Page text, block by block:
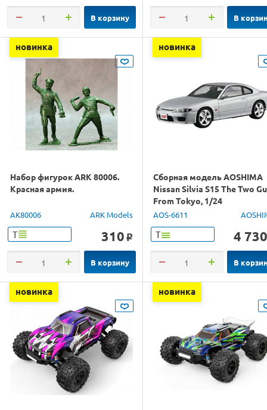
В корзину В
новинка
Набор фигурок ARK 80006.
Красная армия.
AK80006 ARK Models
Т 310 o
В корзину
новинка
Сборная модель AOSHIMA
Nissan Silvia S15 The Two
From Tokyo, 1/24
AOS-6611
Т 4 730
В
новинка новинка